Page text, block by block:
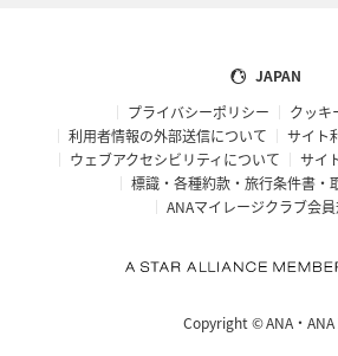
JAPAN
プライバシーポリシー
クッキ
利用者情報の外部送信について
サイト
ウェブアクセシビリティについて
サイ
標識・各種約款・旅行条件書・
ANAマイレージクラブ会
Copyright ©ANA・ANA